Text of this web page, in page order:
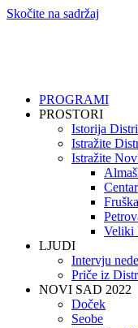
Skočite na sadržaj
PROGRAMI
PROSTORI
Istorija
Istražite
Istražite
Centar
Veliki
LJUDI
Intervju
Priče iz
NOVI SAD 2022
Doček
Seobe